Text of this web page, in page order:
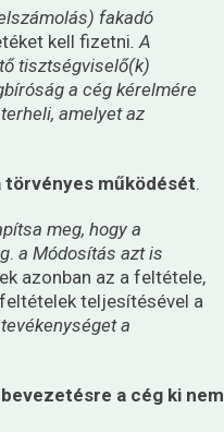
fakadó
kell fizetni. A
tisztségviselő(k)
a cég kérelmére
amelyet az
működését.
meg, hogy a
.a Módosítás azt is
azonban az a feltétele,
teljesítésével a
a
a cég ki nem